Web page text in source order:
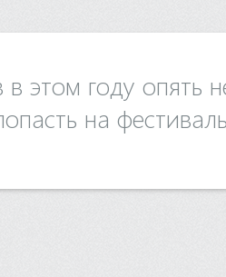
этом году опять
на